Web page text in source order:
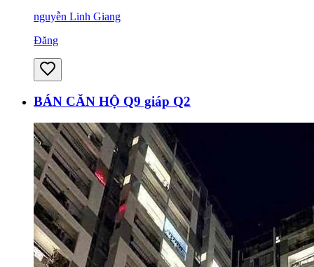
nguyễn Linh Giang
Đăng
BÁN CĂN HỘ Q9 giáp Q2